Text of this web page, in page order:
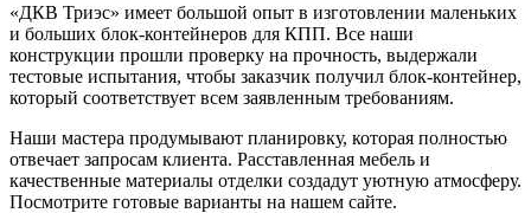
«ДКВ Триэс» имеет большой опыт в изготовлении маленьких
и больших блок-контейнеров для КПП. Все наши
конструкции прошли проверку на прочность, выдержали
тестовые испытания, чтобы заказчик получил блок-контейнер,
который соответствует всем заявленным требованиям.
Наши мастера продумывают планировку, которая полностью
отвечает запросам клиента. Расставленная мебель и
качественные материалы отделки создадут уютную атмосферу.
Посмотрите готовые варианты на нашем сайте.